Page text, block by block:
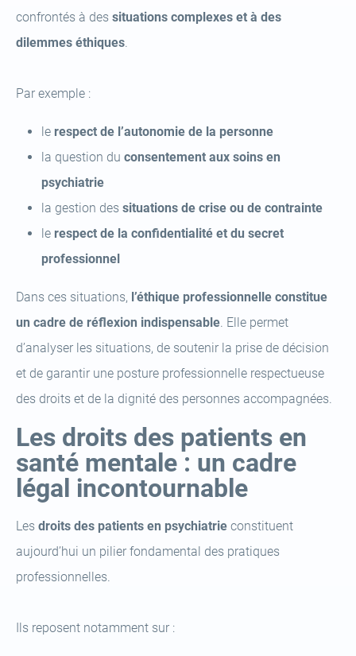
confrontés à des situations complexes et à des
dilemmes éthiques.
Par exemple :
le respect de l’autonomie de la personne
la question du consentement aux soins en
psychiatrie
la gestion des situations de crise ou de contrainte
le respect de la confidentialité et du secret
professionnel
Dans ces situations, l’éthique professionnelle constitue
un cadre de réflexion indispensable. Elle permet
d’analyser les situations, de soutenir la prise de décision
et de garantir une posture professionnelle respectueuse
des droits et de la dignité des personnes accompagnées.
Les droits des patients en
santé mentale : un cadre
légal incontournable
Les droits des patients en psychiatrie constituent
aujourd’hui un pilier fondamental des pratiques
professionnelles.
Ils reposent notamment sur :